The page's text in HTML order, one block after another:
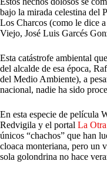
bajo la mirada celestina del
Los Charcos (como le dice
Viejo, José Luis Garcés
Esta catástrofe ambiental
del alcalde de esa época,
del Medio Ambiente), a
nacional, nadie ha sido
En esta especie de película
Redvigila y el portal La
únicos “chachos” que han
cloaca monteriana, pero un
sola golondrina no hace